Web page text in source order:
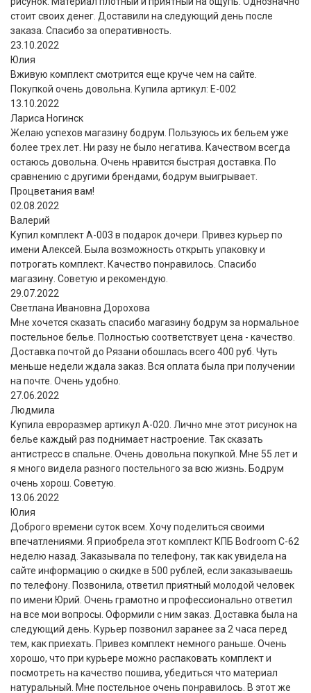
стоит своих денег. Доставили на следующий день после
заказа. Спасибо за оперативность.
23.10.2022
Юлия
Вживую комплект смотрится еще круче чем на сайте.
Покупкой очень довольна. Купила артикул: E-002
13.10.2022
Лариса Ногинск
Желаю успехов магазину бодрум. Пользуюсь их бельем уже
более трех лет. Ни разу не было негатива. Качеством всегда
остаюсь довольна. Очень нравится быстрая доставка. По
сравнению с другими брендами, бодрум выигрывает.
Процветания вам!
02.08.2022
Валерий
Купил комплект A-003 в подарок дочери. Привез курьер по
имени Алексей. Была возможность открыть упаковку и
потрогать комплект. Качество понравилось. Спасибо
магазину. Советую и рекомендую.
29.07.2022
Светлана Ивановна Дорохова
Мне хочется сказать спасибо магазину бодрум за нормальное
постельное белье. Полностью соответствует цена - качество.
Доставка почтой до Рязани обошлась всего 400 руб. Чуть
меньше недели ждала заказ. Вся оплата была при получении
на почте. Очень удобно.
27.06.2022
Людмила
Купила евроразмер артикул А-020. Лично мне этот рисунок на
белье каждый раз поднимает настроение. Так сказать
антистресс в спальне. Очень довольна покупкой. Мне 55 лет и
я много видела разного постельного за всю жизнь. Бодрум
очень хорош. Советую.
13.06.2022
Юлия
Доброго времени суток всем. Хочу поделиться своими
впечатлениями. Я приобрела этот комплект КПБ Bodroom C-62
неделю назад. Заказывала по телефону, так как увидела на
сайте информацию о скидке в 500 рублей, если заказываешь
по телефону. Позвонила, ответил приятный молодой человек
по имени Юрий. Очень грамотно и профессионально ответил
на все мои вопросы. Оформили с ним заказ. Доставка была на
следующий день. Курьер позвонил заранее за 2 часа перед
тем, как приехать. Привез комплект немного раньше. Очень
хорошо, что при курьере можно распаковать комплект и
посмотреть на качество пошива, убедиться что материал
натуральный. Мне постельное очень понравилось. В этот же